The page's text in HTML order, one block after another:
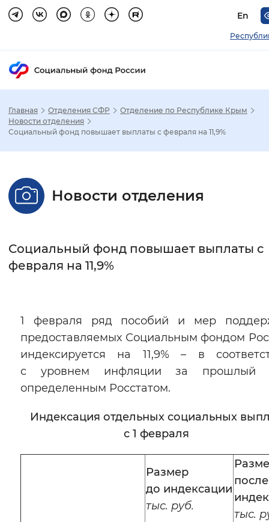
En
Настройка режима отображения
Стандартный Увеличенный
Без засечек
Увеличенный
Монохромный Инверсивный
Синий фон
Изображения
Остановить
Главная Отделения СФР
Отделение по Республике Крым
Новости отделения
Социальный фонд повышает выплаты с февраля на 11,9%
Новости отделения
Социальный фонд повышает выплаты с
февраля на 11,9%
1 февраля ряд пособий и мер
предоставляемых Социальным фондом
индексируется на 11,9% – в
с уровнем инфляции за прошлый
определенным Росстатом.
Индексация отдельных социальных
с 1 февраля
Размер
до индексации
тыс. руб.
после
тыс.